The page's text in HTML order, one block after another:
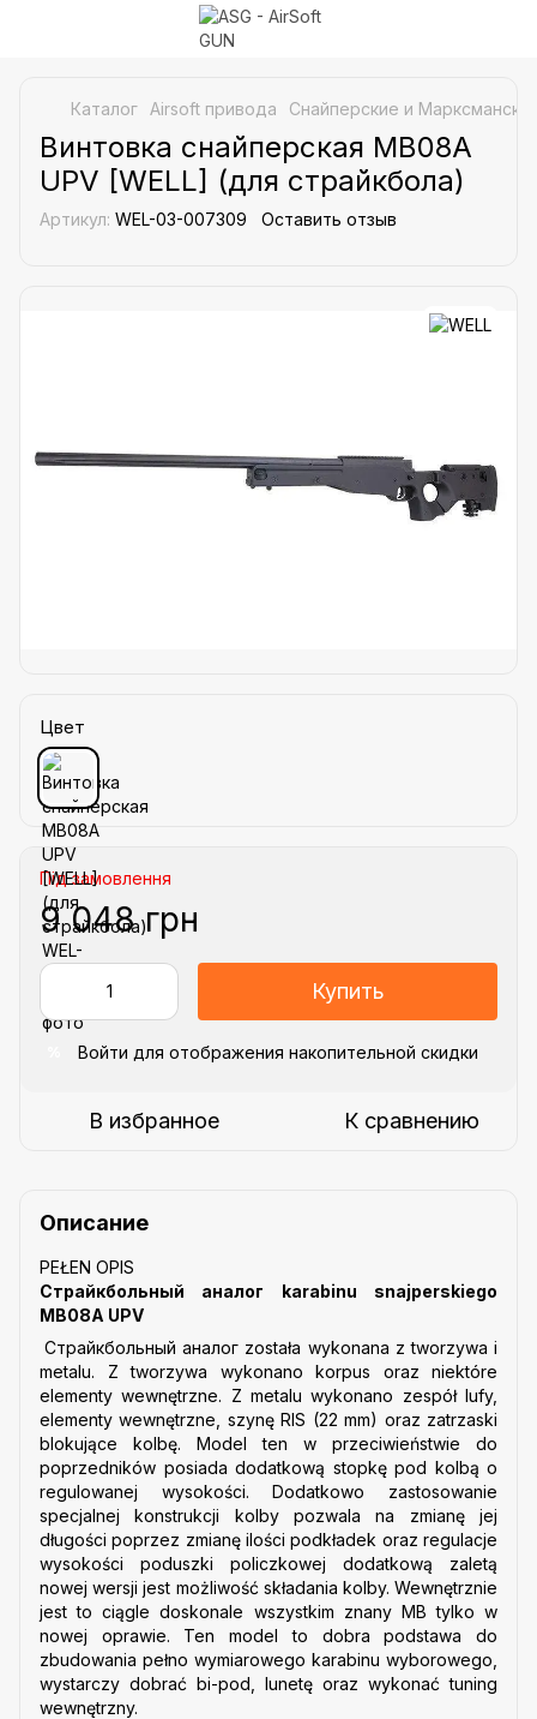
Каталог Airsoft привода Снайперские и
Винтовка снайперская MB08A
UPV [WELL] (для страйкбола)
Артикул: WEL-03-007309 Оставить отзыв
Цвет
Під замовлення
9 048 грн
Купить
Войти для отображения накопительной скидки
В избранное К сравнению
Описание
PEŁEN OPIS
Страйкбольный аналог karabinu snajperskiego
MB08A UPV
Страйкбольный аналог została wykonana z tworzywa i
metalu. Z tworzywa wykonano korpus oraz niektóre
elementy wewnętrzne. Z metalu wykonano zespół lufy,
elementy wewnętrzne, szynę RIS (22 mm) oraz zatrzaski
blokujące kolbę. Model ten w przeciwieństwie do
poprzedników posiada dodatkową stopkę pod kolbą o
regulowanej wysokości. Dodatkowo zastosowanie
specjalnej konstrukcji kolby pozwala na zmianę jej
długości poprzez zmianę ilości podkładek oraz regulacje
wysokości poduszki policzkowej dodatkową zaletą
nowej wersji jest możliwość składania kolby. Wewnętrznie
jest to ciągle doskonale wszystkim znany MB tylko w
nowej oprawie. Ten model to dobra podstawa do
zbudowania pełno wymiarowego karabinu wyborowego,
wystarczy dobrać bi-pod, lunetę oraz wykonać tuning
wewnętrzny.